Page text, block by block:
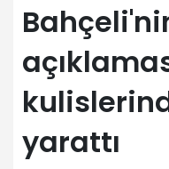
yarattı